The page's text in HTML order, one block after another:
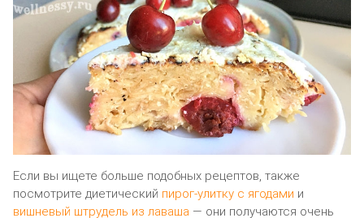
Если вы ищете больше подобных рецептов, также
посмотрите диетический пирог-улитку с ягодами и
вишневый штрудель из лаваша — они получаются очень